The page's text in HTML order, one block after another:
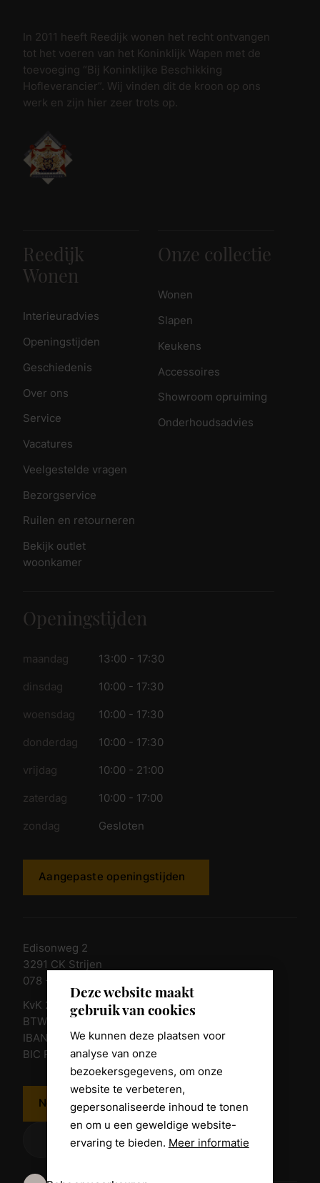
Deze website maakt
gebruik van cookies
We kunnen deze plaatsen voor
analyse van onze
bezoekersgegevens, om onze
website te verbeteren,
gepersonaliseerde inhoud te tonen
en om u een geweldige website-
ervaring te bieden. Meer informatie
In 2011 heeft Reedijk wonen het recht ontvangen
tot het voeren van het Koninklijk Wapen met de
toevoeging “Bij Koninklijke Beschikking
Hofleverancier”. Wij vinden dit de kroon op ons
werk en zijn hier zeer trots op.
Reedijk
Wonen
Interieuradvies
Openingstijden
Geschiedenis
Over ons
Service
Vacatures
Veelgestelde vragen
Bezorgservice
Ruilen en retourneren
Bekijk outlet
woonkamer
Onze collectie
Wonen
Slapen
Keukens
Accessoires
Showroom opruiming
Onderhoudsadvies
Openingstijden
maandag 13:00 - 17:30
dinsdag 10:00 - 17:30
woensdag 10:00 - 17:30
donderdag 10:00 - 17:30
vrijdag 10:00 - 21:00
zaterdag 10:00 - 17:00
zondag Gesloten
Aangepaste openingstijden
Edisonweg 2
3291 CK Strijen
078 - 674 84 85
KvK 23011135
BTW nr. NL 805098938.B.01
IBAN NL10 RABO 0361 8039 58
BIC RABONL2U
Neem contact op